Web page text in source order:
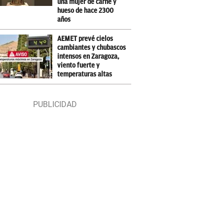
una mujer de carne y
hueso de hace 2300
años
AEMET prevé cielos
cambiantes y chubascos
intensos en Zaragoza,
viento fuerte y
temperaturas altas